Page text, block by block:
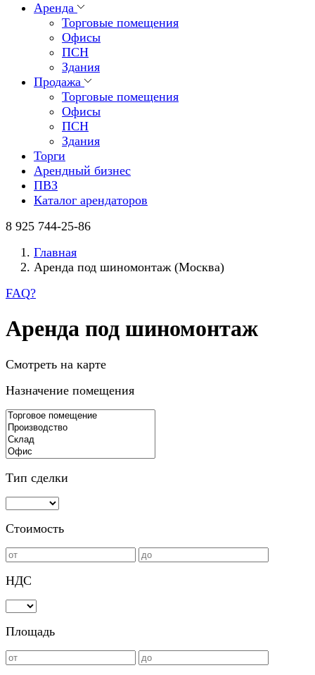
Аренда
Торговые помещения
Офисы
ПСН
Здания
Продажа
Торговые помещения
Офисы
ПСН
Здания
Торги
Арендный бизнес
ПВЗ
Каталог арендаторов
8 925 744-25-86
Главная
Аренда под шиномонтаж (Москва)
FAQ?
Аренда под шиномонтаж
Смотреть на карте
Назначение помещения
Тип сделки
Стоимость
НДС
Площадь